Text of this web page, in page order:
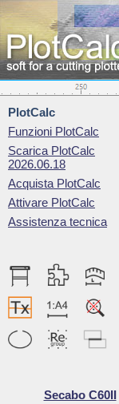
PlotCalc
Funzioni PlotCalc
Scarica PlotCalc
2026.06.18
Acquista PlotCalc
Attivare PlotCalc
Assistenza tecnica
Secabo C60II